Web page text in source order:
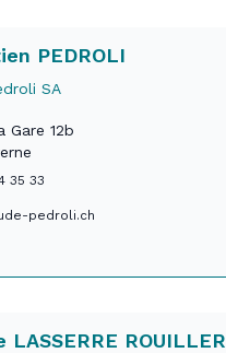
PEDROLI
SA
Gare 12b
35 33
pedroli.ch
LASSERRE ROUILLER